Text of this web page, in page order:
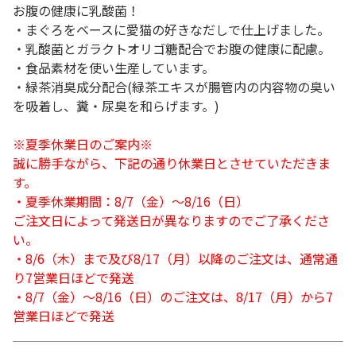
お腹の健康に乳酸菌！
・まぐろをベースに愛猫の好きなだしで仕上げました。
・乳酸菌とガラクトオリゴ糖配合でお腹の健康に配慮。
・食品素材を使い生産しています。
・緑茶消臭成分配合(緑茶エキスが腸管内の内容物の臭い
を吸着し、糞・尿臭を和らげます。)
※夏季休業日のご案内※
誠に勝手ながら、下記の通り休業日とさせていただきま
す。
・夏季休業期間：8/7（金）～8/16（日）
ご注文日によって発送日が異なりますのでご了承くださ
い。
・8/6（木）まで及び8/17（月）以降のご注文は、通常通
り7営業日ほどで発送
・8/7（金）～8/16（日）のご注文は、8/17（月）から7
営業日ほどで発送